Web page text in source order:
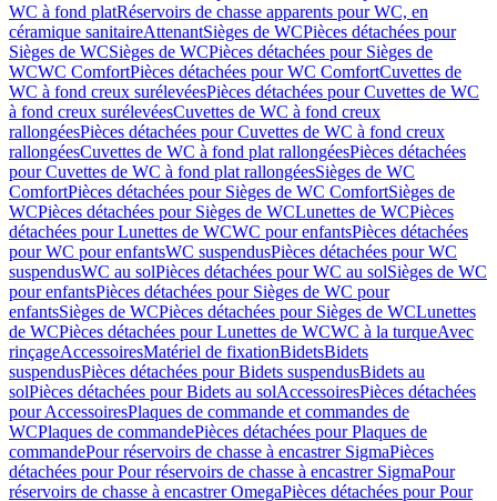
WC à fond platRéservoirs de chasse apparents pour WC, en
céramique sanitaireAttenantSièges de WCPièces détachées pour
Sièges de WCSièges de WCPièces détachées pour Sièges de
WCWC ComfortPièces détachées pour WC ComfortCuvettes de
WC à fond creux surélevéesPièces détachées pour Cuvettes de WC
à fond creux surélevéesCuvettes de WC à fond creux
rallongéesPièces détachées pour Cuvettes de WC à fond creux
rallongéesCuvettes de WC à fond plat rallongéesPièces détachées
pour Cuvettes de WC à fond plat rallongéesSièges de WC
ComfortPièces détachées pour Sièges de WC ComfortSièges de
WCPièces détachées pour Sièges de WCLunettes de WCPièces
détachées pour Lunettes de WCWC pour enfantsPièces détachées
pour WC pour enfantsWC suspendusPièces détachées pour WC
suspendusWC au solPièces détachées pour WC au solSièges de WC
pour enfantsPièces détachées pour Sièges de WC pour
enfantsSièges de WCPièces détachées pour Sièges de WCLunettes
de WCPièces détachées pour Lunettes de WCWC à la turqueAvec
rinçageAccessoiresMatériel de fixationBidetsBidets
suspendusPièces détachées pour Bidets suspendusBidets au
solPièces détachées pour Bidets au solAccessoiresPièces détachées
pour AccessoiresPlaques de commande et commandes de
WCPlaques de commandePièces détachées pour Plaques de
commandePour réservoirs de chasse à encastrer SigmaPièces
détachées pour Pour réservoirs de chasse à encastrer SigmaPour
réservoirs de chasse à encastrer OmegaPièces détachées pour Pour